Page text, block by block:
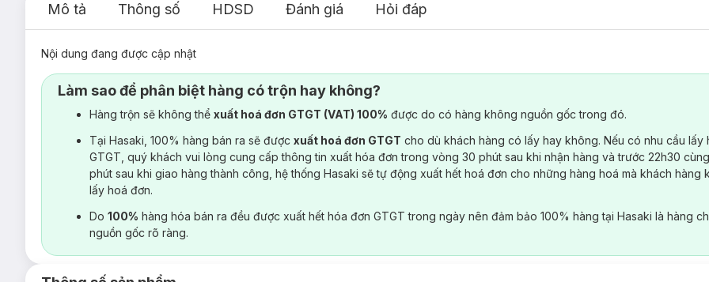
Mô tả Thông số HDSD Đánh giá Hỏi đáp
Nội dung đang được cập nhật
Làm sao để phân biệt hàng có trộn hay không?
Hàng trộn sẽ không thể xuất hoá đơn GTGT (VAT) 100% được do có hàng không nguồn gốc trong đó.
Tại Hasaki, 100% hàng bán ra sẽ được xuất hoá đơn GTGT cho dù khách hàng có lấy hay không. Nếu có nhu cầu lấy
GTGT, quý khách vui lòng cung cấp thông tin xuất hóa đơn trong vòng 30 phút sau khi nhận hàng và trước 22h30
phút sau khi giao hàng thành công, hệ thống Hasaki sẽ tự động xuất hết hoá đơn cho những hàng hoá mà khách hàng
lấy hoá đơn.
Do 100% hàng hóa bán ra đều được xuất hết hóa đơn GTGT trong ngày nên đảm bảo 100% hàng tại Hasaki là hàng
nguồn gốc rõ ràng.